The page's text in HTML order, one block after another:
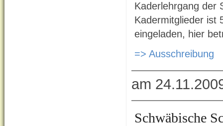
Kaderlehrgang der
Kadermitglieder ist
eingeladen, hier
=> Ausschreibung
am
Schwäbische